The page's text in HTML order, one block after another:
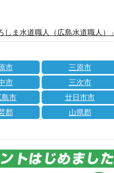
ま水道職人（広島水道職人）」
市
三原市
市
三次市
市
廿日市市
郡
山県郡